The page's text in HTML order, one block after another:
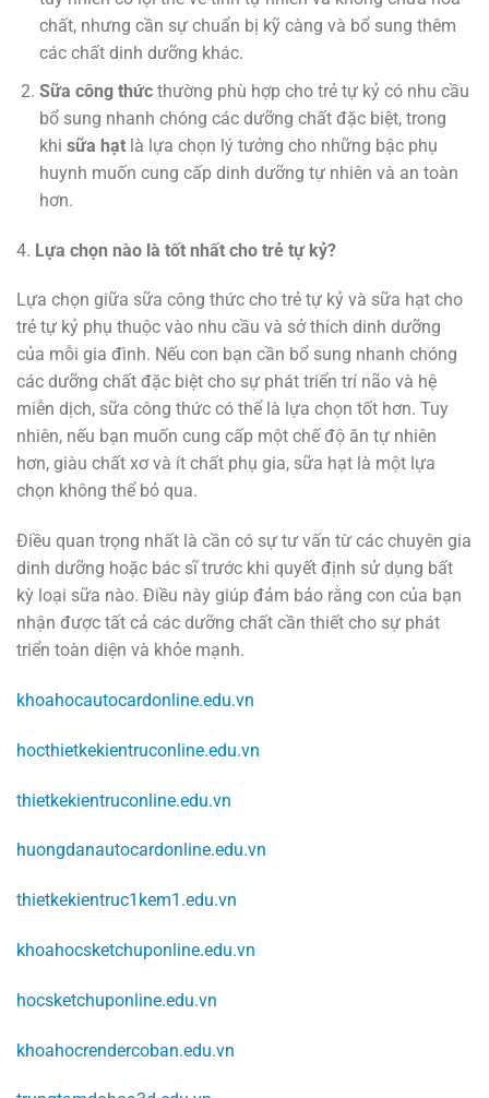
chất, nhưng cần sự chuẩn bị kỹ càng và bổ sung thêm
các chất dinh dưỡng khác.
Sữa công thứcthường phù hợp cho trẻ tự kỷ có nhu cầu
bổ sung nhanh chóng các dưỡng chất đặc biệt, trong
khi sữa hạtlà lựa chọn lý tưởng cho những bậc phụ
huynh muốn cung cấp dinh dưỡng tự nhiên và an toàn
hơn.
4. Lựa chọn nào là tốt nhất cho trẻ tự kỷ?
Lựa chọn giữa sữa công thức cho trẻ tự kỷ và sữa hạt cho
trẻ tự kỷ phụ thuộc vào nhu cầu và sở thích dinh dưỡng
của mỗi gia đình. Nếu con bạn cần bổ sung nhanh chóng
các dưỡng chất đặc biệt cho sự phát triển trí não và hệ
miễn dịch, sữa công thức có thể là lựa chọn tốt hơn. Tuy
nhiên, nếu bạn muốn cung cấp một chế độ ăn tự nhiên
hơn, giàu chất xơ và ít chất phụ gia, sữa hạt là một lựa
chọn không thể bỏ qua.
Điều quan trọng nhất là cần có sự tư vấn từ các chuyên gia
dinh dưỡng hoặc bác sĩ trước khi quyết định sử dụng bất
kỳ loại sữa nào. Điều này giúp đảm bảo rằng con của bạn
nhận được tất cả các dưỡng chất cần thiết cho sự phát
triển toàn diện và khỏe mạnh.
khoahocautocardonline.edu.vn
hocthietkekientruconline.edu.vn
thietkekientruconline.edu.vn
huongdanautocardonline.edu.vn
thietkekientruc1kem1.edu.vn
khoahocsketchuponline.edu.vn
hocsketchuponline.edu.vn
khoahocrendercoban.edu.vn